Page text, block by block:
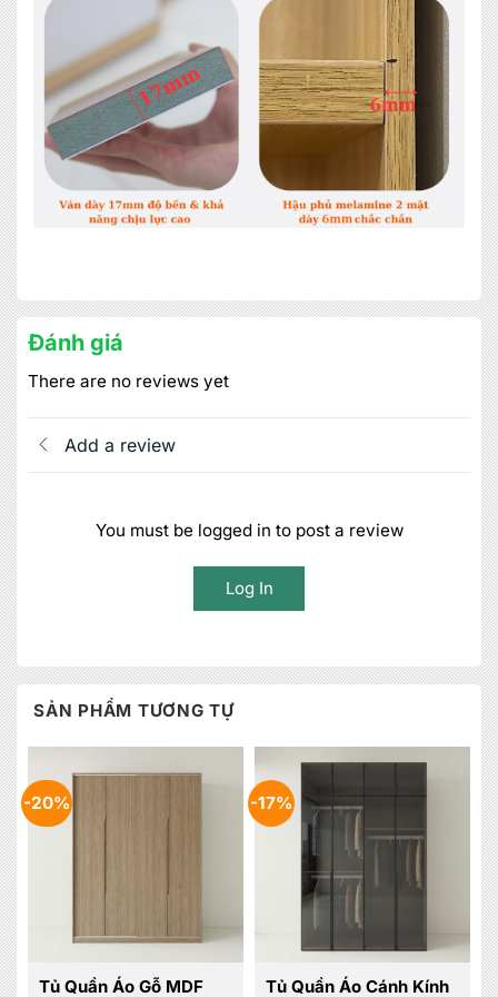
ĐĂNG KÝ NGAY
Đánh giá
There are no reviews yet
Add a review
You must be logged in to post a review
Log In
SẢN PHẨM TƯƠNG TỰ
-20%
Tủ Quần Áo Gỗ MDF
-17%
Tủ Quần Áo Cánh Kính